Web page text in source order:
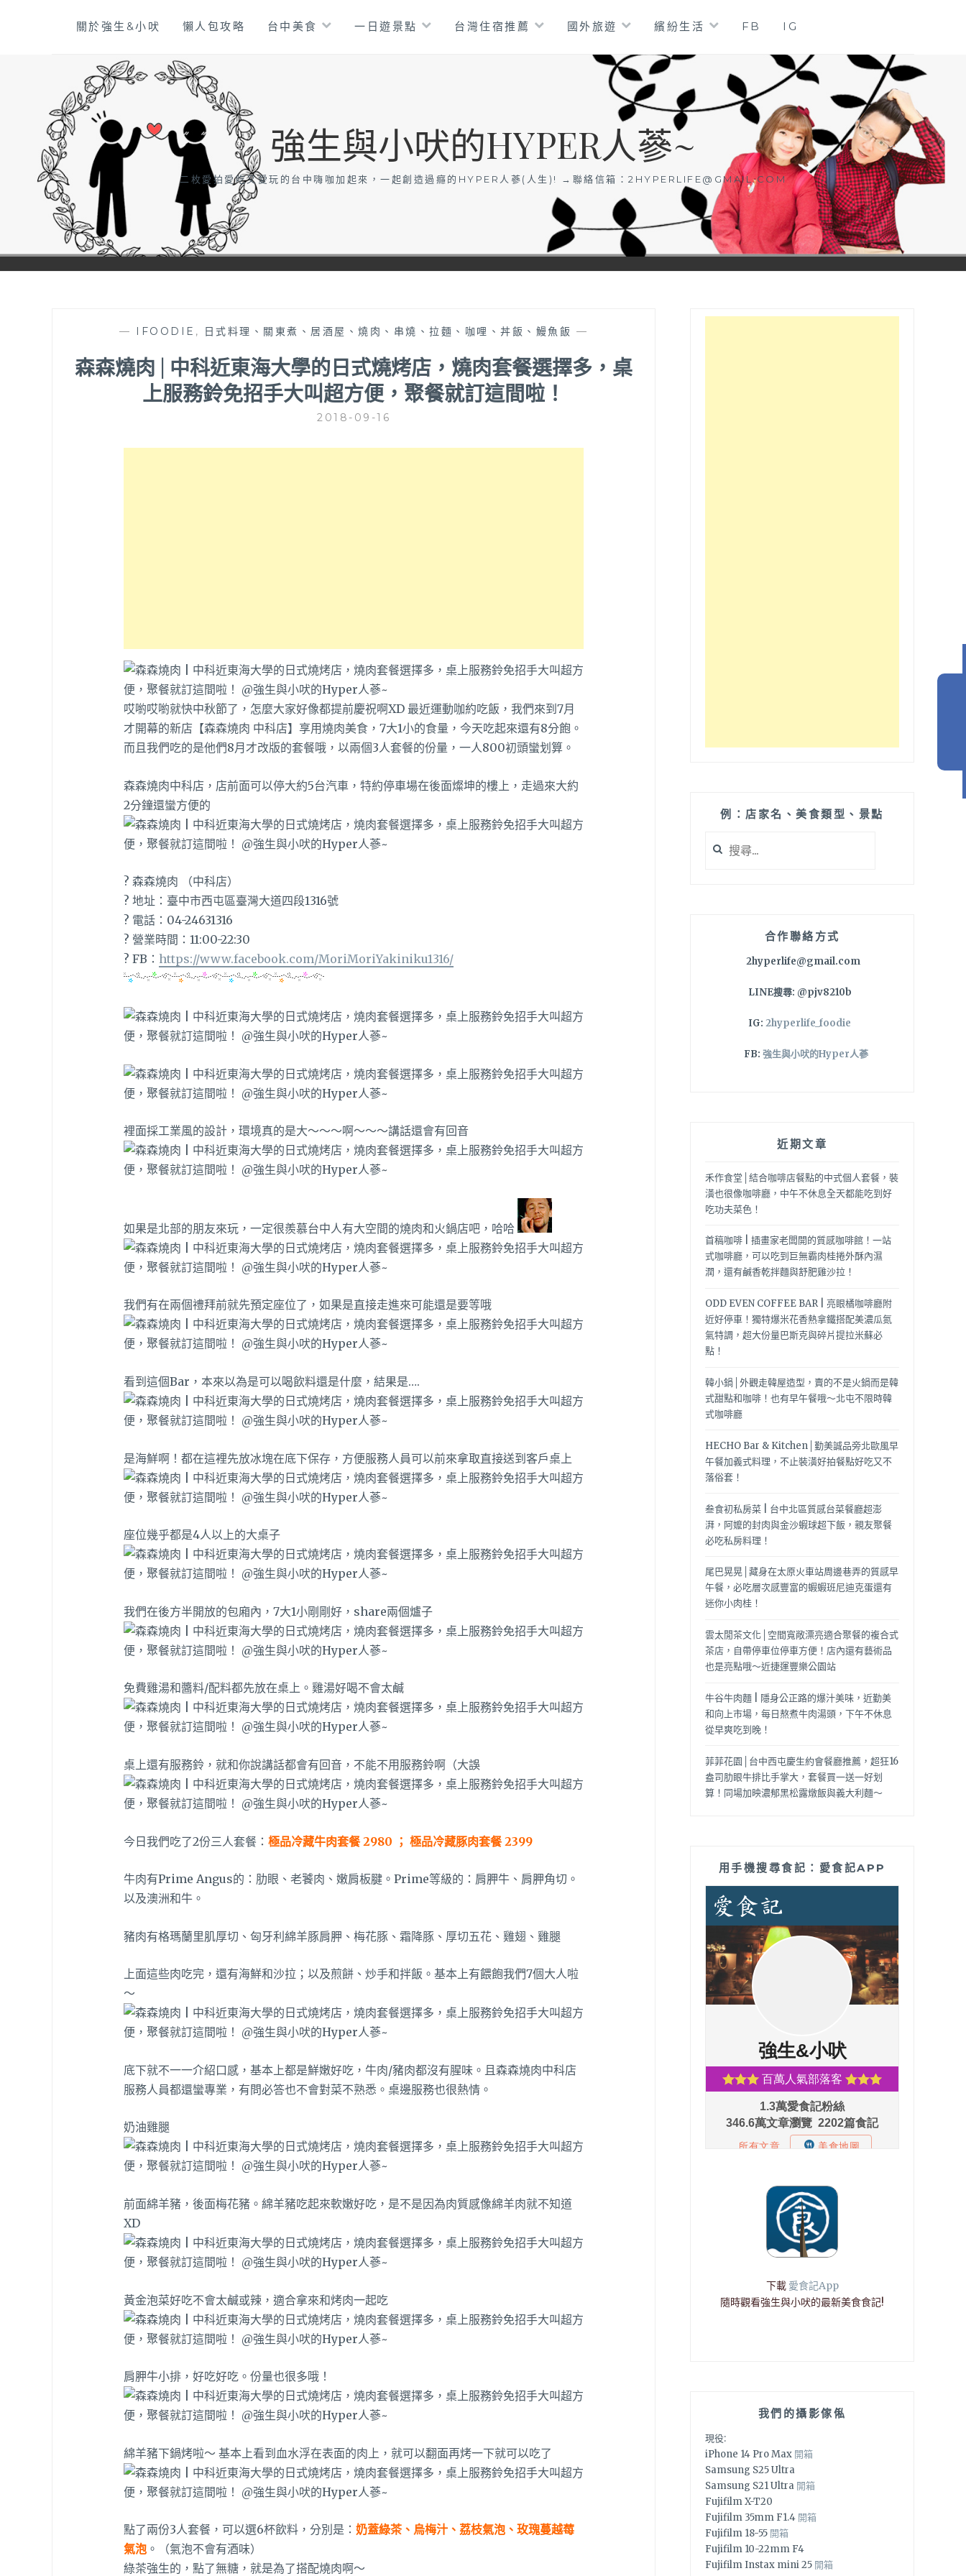
關於強生&小吠 懶人包攻略 台中美食 一日遊景點 台灣住宿推薦 國外旅遊 繽紛生活 FB IG
強生與小吠的HYPER人蔘~
二枚愛拍愛吃又愛玩的台中嗨咖加起來，一起創造過癮的HYPER人蔘(人生)! →聯絡信箱： 2HYPERLIFE@GMAIL.COM
— IFOODIE , 日式料理、關東煮、居酒屋、燒肉、串燒、拉麵、咖哩、丼飯、鰻魚飯 —
森森燒肉 | 中科近東海大學的日式燒烤店，燒肉套餐選擇多，桌
上服務鈴免招手大叫超方便，聚餐就訂這間啦！
2018-09-16
哎喲哎喲就快中秋節了，怎麼大家好像都提前慶祝啊XD 最近運動咖約吃飯，我們來到7月
才開幕的新店【森森燒肉 中科店】享用燒肉美食，7大1小的食量，今天吃起來還有8分飽。
而且我們吃的是他們8月才改版的套餐哦，以兩個3人套餐的份量，一人800初頭蠻划算。
森森燒肉中科店，店前面可以停大約5台汽車，特約停車場在後面燦坤的樓上，走過來大約
2分鐘還蠻方便的
? 森森燒肉 （中科店）
? 地址：臺中市西屯區臺灣大道四段1316號
? 電話：04-24631316
? 營業時間：11:00-22:30
? FB： https://www.facebook.com/MoriMoriYakiniku1316/
裡面採工業風的設計，環境真的是大～～～啊～～～講話還會有回音
如果是北部的朋友來玩，一定很羨慕台中人有大空間的燒肉和火鍋店吧，哈哈
我們有在兩個禮拜前就先預定座位了，如果是直接走進來可能還是要等哦
看到這個Bar，本來以為是可以喝飲料還是什麼，結果是….
是海鮮啊！都在這裡先放冰塊在底下保存，方便服務人員可以前來拿取直接送到客戶桌上
座位幾乎都是4人以上的大桌子
我們在後方半開放的包廂內，7大1小剛剛好，share兩個爐子
免費雞湯和醬料/配料都先放在桌上。雞湯好喝不會太鹹
桌上還有服務鈴，就和你說講話都會有回音，不能不用服務鈴啊（大誤
今日我們吃了2份三人套餐： 極品冷藏牛肉套餐 2980 ； 極品冷藏豚肉套餐 2399
牛肉有Prime Angus的：肋眼、老饕肉、嫩肩板腱。Prime等級的：肩胛牛、肩胛角切。
以及澳洲和牛。
豬肉有格瑪蘭里肌厚切、匈牙利綿羊豚肩胛、梅花豚、霜降豚、厚切五花、雞翅、雞腿
上面這些肉吃完，還有海鮮和沙拉；以及煎餅、炒手和拌飯。基本上有餵飽我們7個大人啦
～
底下就不一一介紹口感，基本上都是鮮嫩好吃，牛肉/豬肉都沒有腥味。且森森燒肉中科店
服務人員都還蠻專業，有問必答也不會對菜不熟悉。桌邊服務也很熱情。
奶油雞腿
前面綿羊豬，後面梅花豬。綿羊豬吃起來軟嫩好吃，是不是因為肉質感像綿羊肉就不知道
XD
黃金泡菜好吃不會太鹹或辣，適合拿來和烤肉一起吃
肩胛牛小排，好吃好吃。份量也很多哦！
綿羊豬下鍋烤啦～ 基本上看到血水浮在表面的肉上，就可以翻面再烤一下就可以吃了
點了兩份3人套餐，可以選6杯飲料，分別是： 奶蓋綠茶、烏梅汁、荔枝氣泡、玫瑰蔓越莓
氣泡 。（氣泡不會有酒味）
綠茶強生的，點了無糖，就是為了搭配燒肉啊～
例：店家名、美食類型、景點
尋
合作聯絡方式
2hyperlife@gmail.com
LINE搜尋: @pjv8210b
IG: 2hyperlife_foodie
FB: 強生與小吠的Hyper人蔘
近期文章
禾作食堂│結合咖啡店餐點的中式個人套餐，裝
潢也很像咖啡廳，中午不休息全天都能吃到好
吃功夫菜色！
首稿咖啡 | 插畫家老闆開的質感咖啡館！一站
式咖啡廳，可以吃到巨無霸肉桂捲外酥內濕
潤，還有鹹香乾拌麵與舒肥雞沙拉！
ODD EVEN COFFEE BAR | 亮眼橘咖啡廳附
近好停車！獨特爆米花香熱拿鐵搭配美濃瓜氮
氣特調，超大份量巴斯克與碎片提拉米蘇必
點！
韓小鍋│外觀走韓屋造型，賣的不是火鍋而是韓
式甜點和咖啡！也有早午餐哦～北屯不限時韓
式咖啡廳
HECHO Bar & Kitchen│勤美誠品旁北歐風早
午餐加義式料理，不止裝潢好拍餐點好吃又不
落俗套！
叁食初私房菜 | 台中北區質感台菜餐廳超澎
湃，阿嬤的封肉與金沙蝦球超下飯，親友聚餐
必吃私房料理！
尾巴晃晃│藏身在太原火車站周邊巷弄的質感早
午餐，必吃層次感豐富的蝦蝦班尼迪克蛋還有
迷你小肉桂！
雲太閒茶文化│空間寬敞漂亮適合聚餐的複合式
茶店，自帶停車位停車方便！店內還有藝術品
也是亮點哦～近捷運豐樂公園站
牛谷牛肉麵 | 隱身公正路的爆汁美味，近勤美
和向上市場，每日熬煮牛肉湯頭，下午不休息
從早爽吃到晚！
菲菲花園│台中西屯慶生約會餐廳推薦，超狂16
盎司肋眼牛排比手掌大，套餐買一送一好划
算！同場加映濃郁黑松露燉飯與義大利麵～
用手機搜尋食記：愛食記APP
下載 愛食記App
隨時觀看強生與小吠的最新美食食記!
我們的攝影傢俬
現役:
iPhone 14 Pro Max 開箱
Samsung S25 Ultra
Samsung S21 Ultra 開箱
Fujifilm X-T20
Fujifilm 35mm F1.4 開箱
Fujifilm 18-55 開箱
Fujifilm 10-22mm F4
Fujifilm Instax mini 25 開箱